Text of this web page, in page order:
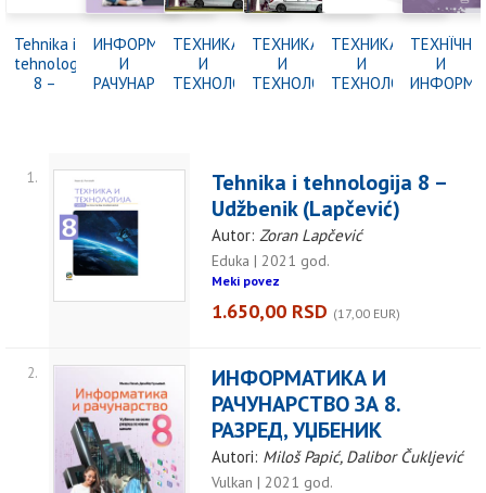
Tehnika i
tehnologija
8 –
ИНФОРМАТИКА
И
РАЧУНАРСТВО
ТЕХНИКА
И
ТЕХНОЛОГИЈА
ТЕХНИКА
И
ТЕХНОЛОГИЈА
СА
УПУТСТВОМ
ЗА
ИЗРАДУ
ВЕЖБИ -
ново
ТЕХНИКА
И
ТЕХНОЛОГИЈА
ТЕХНÏЧНЕ
И
8. класу
1.
Tehnika i tehnologija 8 –
Udžbenik (Lapčević)
Autor: Zoran Lapčević
Eduka | 2021 god.
Meki povez
1.650,00 RSD (17,00 EUR)
2.
ИНФОРМАТИКА И
РАЧУНАРСТВО ЗА 8.
РАЗРЕД, УЏБЕНИК
Autori: Miloš Papić, Dalibor Čukljević
Vulkan | 2021 god.